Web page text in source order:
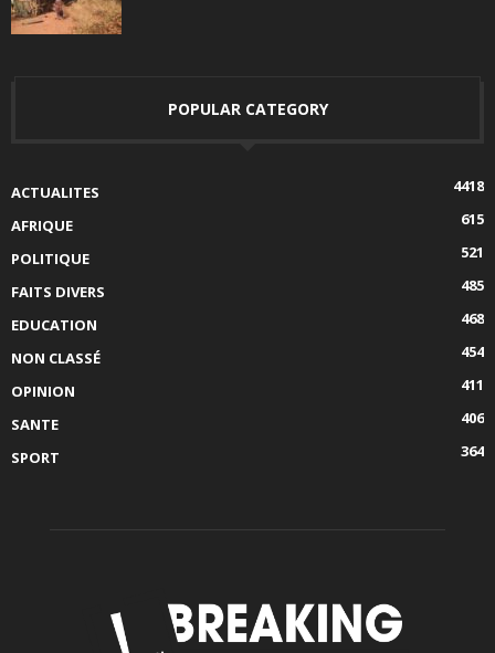
POPULAR CATEGORY
ACTUALITES
4418
AFRIQUE
615
POLITIQUE
521
FAITS DIVERS
485
EDUCATION
468
NON CLASSÉ
454
OPINION
411
SANTE
406
SPORT
364